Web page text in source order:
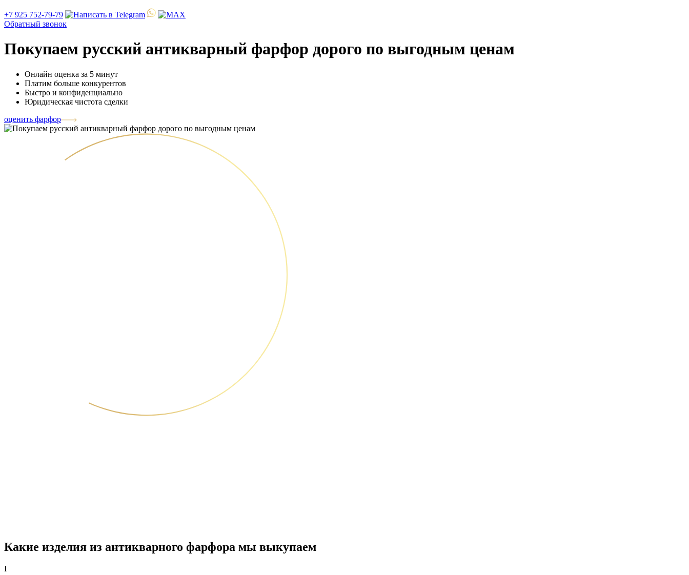
+7 925 752-79-79
Обратный звонок
Покупаем русский антикварный фарфор дорого по выгодным ценам
Онлайн оценка за 5 минут
Платим больше конкурентов
Быстро и конфиденциально
Юридическая чистота сделки
оценить фарфор
Какие изделия из антикварного фарфора мы выкупаем
I